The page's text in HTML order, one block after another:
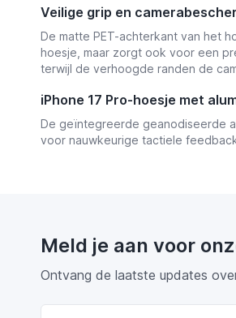
Veilige grip en
De matte PET-achterkant van het
hoesje, maar zorgt ook voor een
terwijl de verhoogde randen de
iPhone 17 Pro-hoesje met
De geïntegreerde geanodiseerde
voor nauwkeurige tactiele
Meld je aan voor
Ontvang de laatste updates